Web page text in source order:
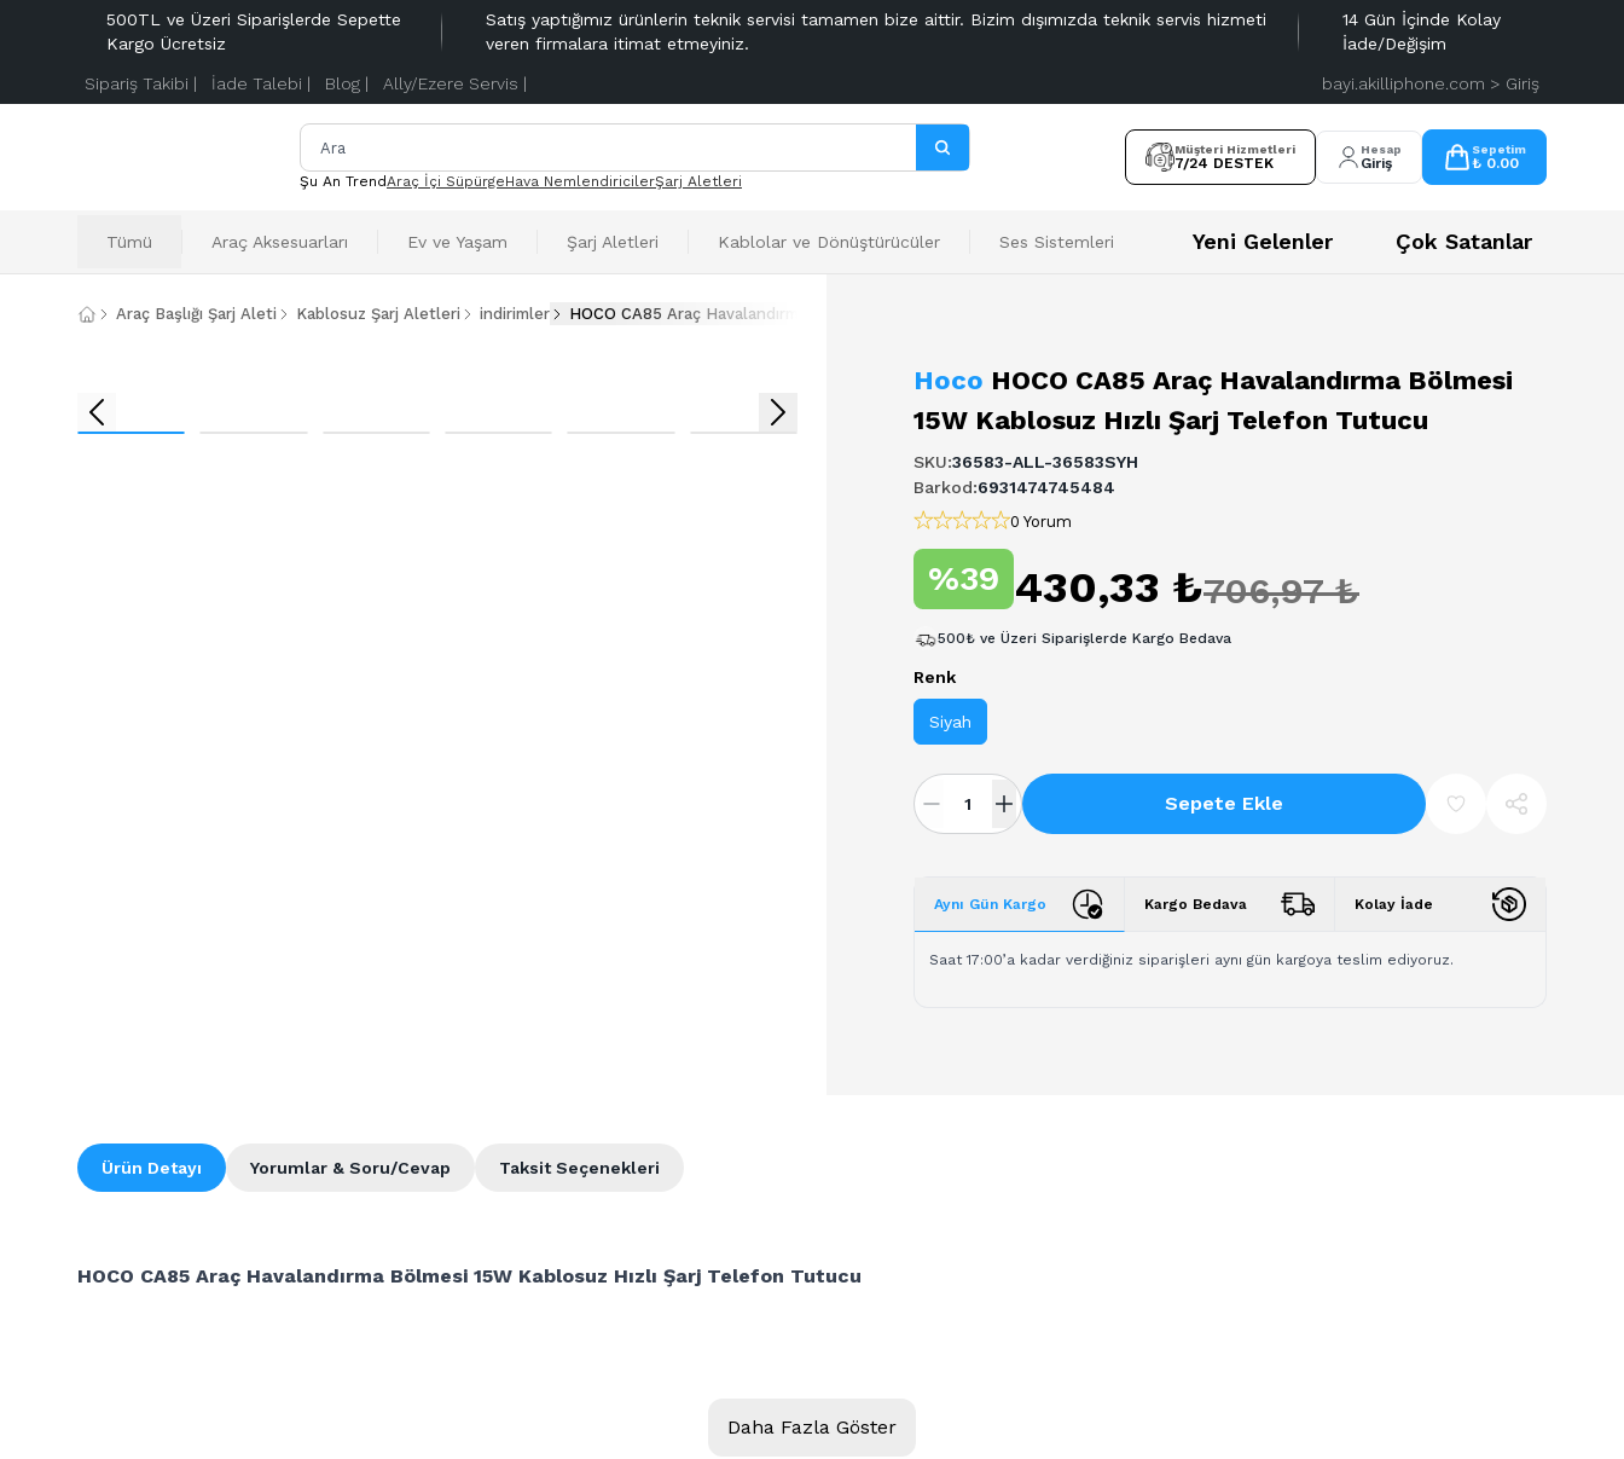
500TL ve Üzeri Siparişlerde Sepette
Kargo Ücretsiz
Satış yaptığımız ürünlerin teknik servisi tamamen bize aittir. Bizim dışımızda teknik servis hizmeti
veren firmalara itimat etmeyiniz.
14 Gün İçinde Kolay
İade/Değişim
Sipariş Takibi | İade Talebi | Blog | Ally/Ezere Servis | bayi.akilliphone.com > Giriş
Şu An TrendAraç İçi SüpürgeHava NemlendiricilerŞarj Aletleri
Müşteri Hizmetleri
7/24 DESTEK
Hesap
Giriş
Sepetim
₺ 0.00
Tümü Araç Aksesuarları Ev ve Yaşam Şarj Aletleri Kablolar ve Dönüştürücüler Ses Sistemleri Yeni Gelenler Çok Satanlar
Araç Başlığı Şarj Aleti Kablosuz Şarj Aletleri indirimler HOCO CA85 Araç Havalandırma Bölmesi 15W Kablosuz Hızlı Şarj Telefon Tutucu
Hoco HOCO CA85 Araç Havalandırma Bölmesi
15W Kablosuz Hızlı Şarj Telefon Tutucu
SKU:36583-ALL-36583SYH
Barkod:6931474745484
0 Yorum
%39 430,33 ₺706,97 ₺
500₺ ve Üzeri Siparişlerde Kargo Bedava
Renk
Siyah
Sepete Ekle
Aynı Gün Kargo Kargo Bedava Kolay İade
Saat 17:00’a kadar verdiğiniz siparişleri aynı gün kargoya teslim ediyoruz.
Ürün Detayı Taksit Seçenekleri
Yorumlar & Soru/Cevap
HOCO CA85 Araç Havalandırma Bölmesi 15W Kablosuz Hızlı Şarj Telefon Tutucu
Daha Fazla Göster